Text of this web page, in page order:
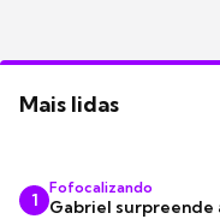
Mais lidas
1
Fofocalizando
Gabriel surpreende